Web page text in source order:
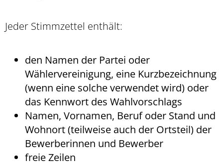
Jeder Stimmzettel enthält:
den Namen der Partei oder
Wählervereinigung, eine Kurzbezeichnung
(wenn eine solche verwendet wird) oder
das Kennwort des Wahlvorschlags
Namen, Vornamen, Beruf oder Stand und
Wohnort (teilweise auch der Ortsteil) der
Bewerberinnen und Bewerber
freie Zeilen